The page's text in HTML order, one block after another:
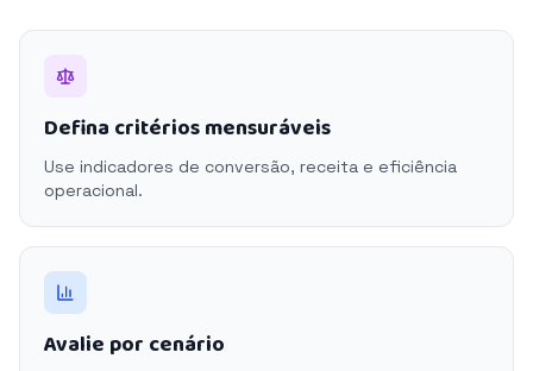
Defina critérios mensuráveis
Use indicadores de conversão, receita e eficiência
operacional.
Avalie por cenário